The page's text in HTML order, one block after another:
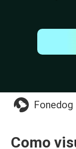
Fonedog
Como